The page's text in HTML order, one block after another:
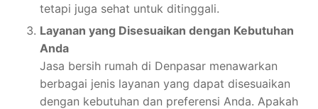
tetapi juga sehat untuk ditinggali.
Layanan yang Disesuaikan dengan Kebutuhan
Anda
Jasa bersih rumah di Denpasar menawarkan
berbagai jenis layanan yang dapat disesuaikan
dengan kebutuhan dan preferensi Anda. Apakah